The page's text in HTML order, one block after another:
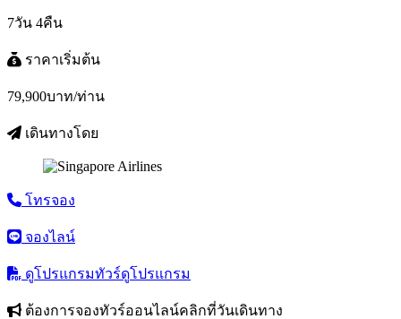
7วัน 4คืน
ราคาเริ่มต้น
79,900บาท/ท่าน
เดินทางโดย
โทรจอง
จองไลน์
ดูโปรแกรมทัวร์ดูโปรแกรม
ต้องการจองทัวร์ออนไลน์คลิกที่วันเดินทาง